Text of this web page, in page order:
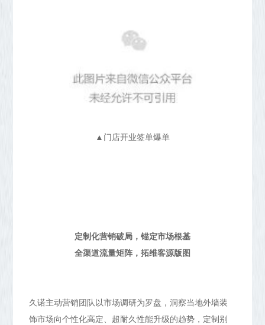
▲门店开业签单爆单
定制化营销破局，锚定市场根基
全渠道流量矩阵，拓维客源版图
久诺主动营销团队以市场调研为罗盘，洞察当地外墙装
饰市场向个性化高定、超耐久性能升级的趋势，定制别